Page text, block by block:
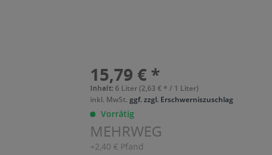
15,79 € *
Inhalt: 6 Liter (2,63 € * / 1 Liter)
inkl. MwSt.ggf. zzgl. Erschwerniszuschlag
Vorrätig
MEHRWEG
+2,40 € Pfand